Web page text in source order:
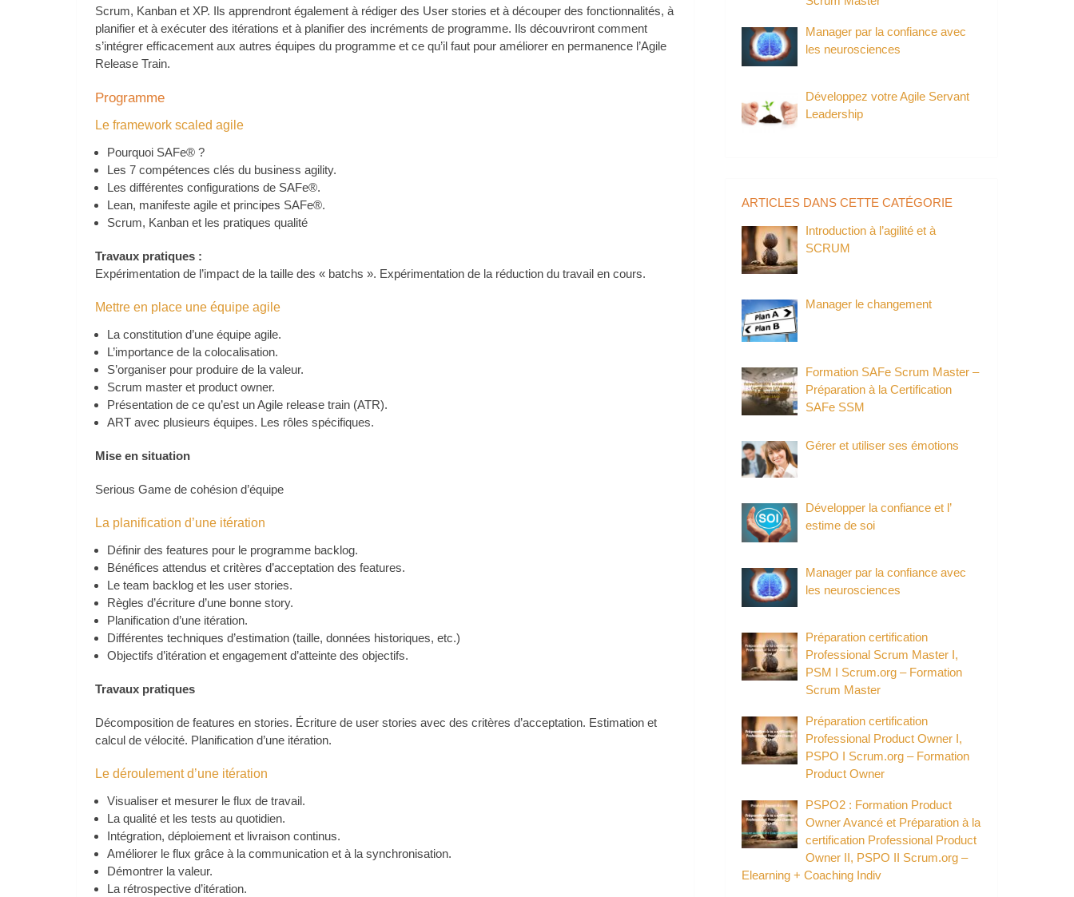
Scrum, Kanban et XP. Ils apprendront également à rédiger des User stories et à découper des fonctionnalités, à
planifier et à exécuter des itérations et à planifier des incréments de programme. Ils découvriront comment
s’intégrer efficacement aux autres équipes du programme et ce qu’il faut pour améliorer en permanence l’Agile
Release Train.
Programme
Le framework scaled agile
Pourquoi SAFe® ?
Les 7 compétences clés du business agility.
Les différentes configurations de SAFe®.
Lean, manifeste agile et principes SAFe®.
Scrum, Kanban et les pratiques qualité
Travaux pratiques :
Expérimentation de l’impact de la taille des « batchs ». Expérimentation de la réduction du travail en cours.
Mettre en place une équipe agile
La constitution d’une équipe agile.
L’importance de la colocalisation.
S’organiser pour produire de la valeur.
Scrum master et product owner.
Présentation de ce qu’est un Agile release train (ATR).
ART avec plusieurs équipes. Les rôles spécifiques.
Mise en situation
Serious Game de cohésion d’équipe
La planification d’une itération
Définir des features pour le programme backlog.
Bénéfices attendus et critères d’acceptation des features.
Le team backlog et les user stories.
Règles d’écriture d’une bonne story.
Planification d’une itération.
Différentes techniques d’estimation (taille, données historiques, etc.)
Objectifs d’itération et engagement d’atteinte des objectifs.
Travaux pratiques
Décomposition de features en stories. Écriture de user stories avec des critères d’acceptation. Estimation et
calcul de vélocité. Planification d’une itération.
Le déroulement d’une itération
Visualiser et mesurer le flux de travail.
La qualité et les tests au quotidien.
Intégration, déploiement et livraison continus.
Améliorer le flux grâce à la communication et à la synchronisation.
Démontrer la valeur.
La rétrospective d’itération.
Manager par la confiance avec
les neurosciences
Développez votre Agile Servant
Leadership
ARTICLES DANS CETTE CATÉGORIE
Introduction à l’agilité et à
SCRUM
Manager le changement
Formation SAFe Scrum Master –
Préparation à la Certification
SAFe SSM
Gérer et utiliser ses émotions
Développer la confiance et l’
estime de soi
Manager par la confiance avec
les neurosciences
Préparation certification
Professional Scrum Master I,
PSM I Scrum.org – Formation
Scrum Master
Préparation certification
Professional Product Owner I,
PSPO I Scrum.org – Formation
Product Owner
PSPO2 : Formation Product
Owner Avancé et Préparation à la
certification Professional Product
Owner II, PSPO II Scrum.org –
Elearning + Coaching Indiv